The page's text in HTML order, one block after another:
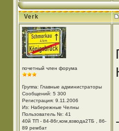
Verk
почетный член форума
Группа: Главные администраторы
Сообщений: 5 300
Регистрация: 9.11.2006
Из: Набережные Челны
Пользователь №: 41
40й ТП - 84-86г,ком,взвода2ТБ , 86-
89 рембат